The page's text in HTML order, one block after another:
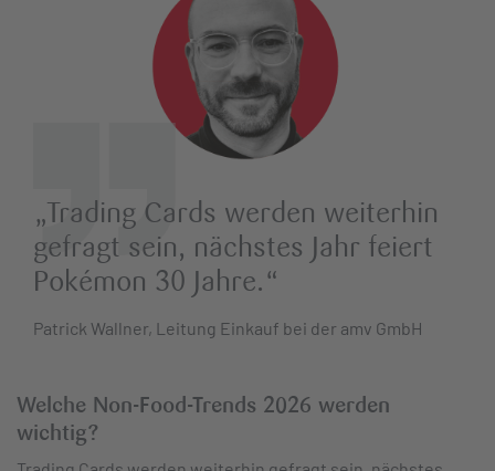
„Trading Cards werden weiterhin
gefragt sein, nächstes Jahr feiert
Pokémon 30 Jahre.“
Patrick Wallner, Leitung Einkauf bei der amv GmbH
Welche Non-Food-Trends 2026 werden
wichtig?